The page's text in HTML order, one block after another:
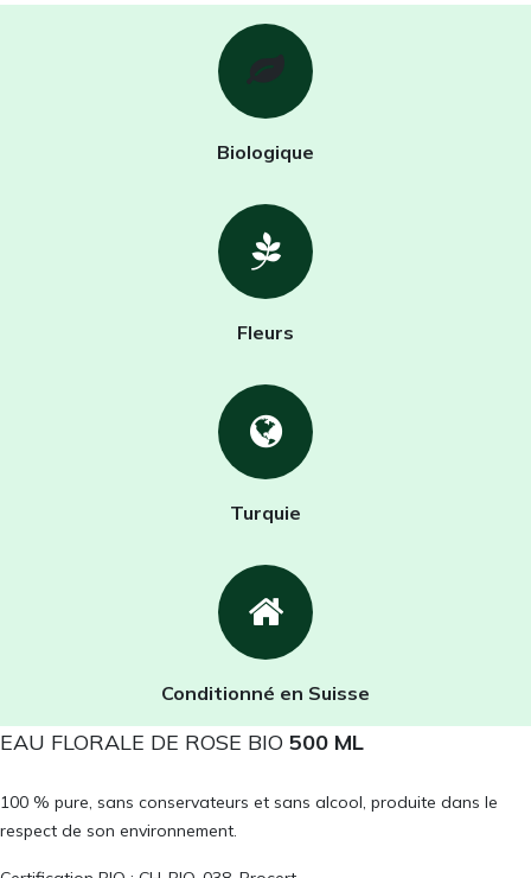
Biologique
Fleurs
Turquie
Conditionné en Suisse
EAU FLORALE DE ROSE BIO 500 ML
100 % pure, sans conservateurs et sans alcool, produite dans le
respect de son environnement.